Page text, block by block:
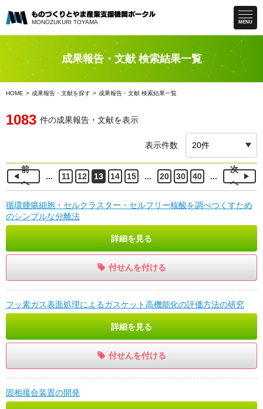
MONOZUKURI TOYAMA MENU
成果報告・文献 検索結果一覧
HOME 成果報告・文献を探す 成果報告・文献 検索結果一覧
1083 件の成果報告・文献を表示
表示件数
前
へ
... 11 12 13 14 15 ... 20 30 40 ...
次
へ
循環腫瘍細胞・セルクラスター・セルフリー核酸を調べつくすため
のシンプルな分離法
詳細を見る
付せんを付ける
フッ素ガス表面処理によるガスケット高機能化の評価方法の研究
詳細を見る
付せんを付ける
固相接合装置の開発